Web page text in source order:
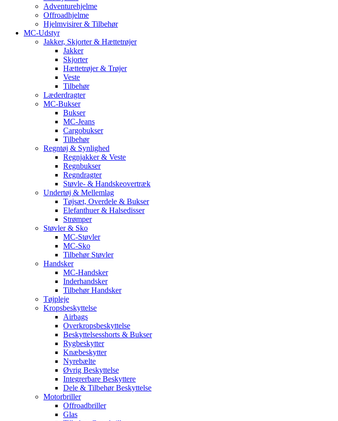
Adventurehjelme
Offroadhjelme
Hjelmvisirer & Tilbehør
MC-Udstyr
Jakker, Skjorter & Hættetrøjer
Jakker
Skjorter
Hættetrøjer & Trøjer
Veste
Tilbehør
Læderdragter
MC-Bukser
Bukser
MC-Jeans
Cargobukser
Tilbehør
Regntøj & Synlighed
Regnjakker & Veste
Regnbukser
Regndragter
Støvle- & Handskeovertræk
Undertøj & Mellemlag
Tøjsæt, Overdele & Bukser
Elefanthuer & Halsedisser
Strømper
Støvler & Sko
MC-Støvler
MC-Sko
Tilbehør Støvler
Handsker
MC-Handsker
Inderhandsker
Tilbehør Handsker
Tøjpleje
Kropsbeskyttelse
Airbags
Overkropsbeskyttelse
Beskyttelsesshorts & Bukser
Rygbeskytter
Knæbeskytter
Nyrebælte
Øvrig Beskyttelse
Integrerbare Beskyttere
Dele & Tilbehør Beskyttelse
Motorbriller
Offroadbriller
Glas